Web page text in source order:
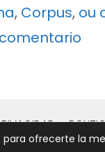
, Corpus, ou
AVISO LEGAL
para ofrecerte la